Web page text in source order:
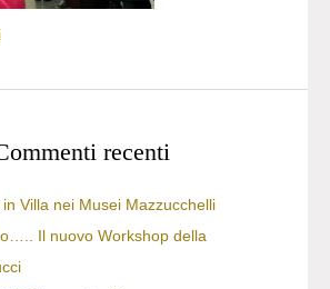
recenti
Villa nei Musei Mazzucchelli
Il nuovo Workshop della